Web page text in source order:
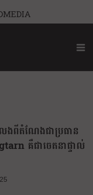
ងពីតំណែងជាប្រធាន
គឺជាចេតនាផ្ទាល់